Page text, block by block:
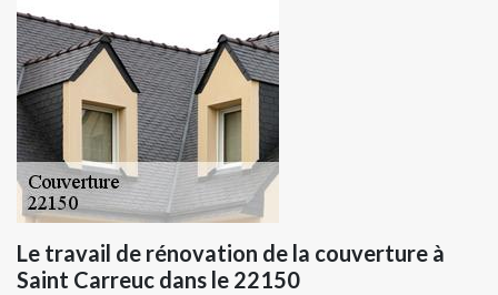
Le travail de rénovation de la couverture à
Saint Carreuc dans le 22150